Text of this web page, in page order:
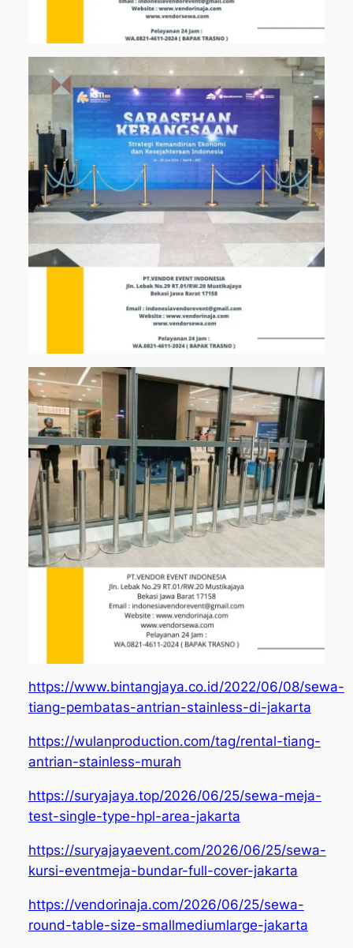
https://www.bintangjaya.co.id/2022/06/08/sewa-
tiang-pembatas-antrian-stainless-di-jakarta
https://wulanproduction.com/tag/rental-tiang-
antrian-stainless-murah
https://suryajaya.top/2026/06/25/sewa-meja-
test-single-type-hpl-area-jakarta
https://suryajayaevent.com/2026/06/25/sewa-
kursi-eventmeja-bundar-full-cover-jakarta
https://vendorinaja.com/2026/06/25/sewa-
round-table-size-smallmediumlarge-jakarta